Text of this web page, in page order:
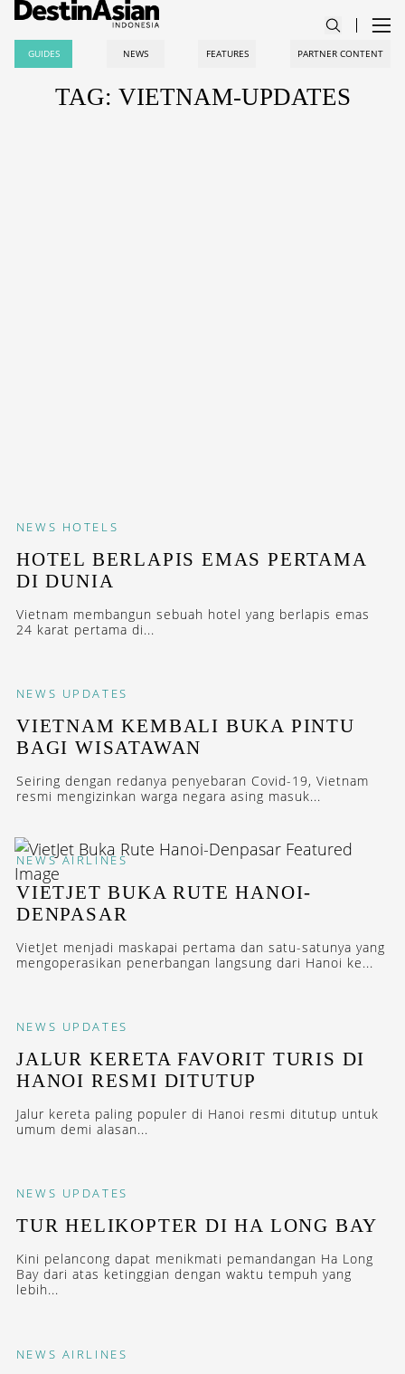
GUIDES NEWS FEATURES PARTNER CONTENT
TAG: VIETNAM-UPDATES
NEWS HOTELS
HOTEL BERLAPIS EMAS PERTAMA
DI DUNIA
Vietnam membangun sebuah hotel yang berlapis emas
24 karat pertama di...
NEWS UPDATES
VIETNAM KEMBALI BUKA PINTU
BAGI WISATAWAN
Seiring dengan redanya penyebaran Covid-19, Vietnam
resmi mengizinkan warga negara asing masuk...
NEWS AIRLINES
VIETJET BUKA RUTE HANOI-
DENPASAR
VietJet menjadi maskapai pertama dan satu-satunya yang
mengoperasikan penerbangan langsung dari Hanoi ke...
NEWS UPDATES
JALUR KERETA FAVORIT TURIS DI
HANOI RESMI DITUTUP
Jalur kereta paling populer di Hanoi resmi ditutup untuk
umum demi alasan...
NEWS UPDATES
TUR HELIKOPTER DI HA LONG BAY
Kini pelancong dapat menikmati pemandangan Ha Long
Bay dari atas ketinggian dengan waktu tempuh yang
lebih...
NEWS AIRLINES